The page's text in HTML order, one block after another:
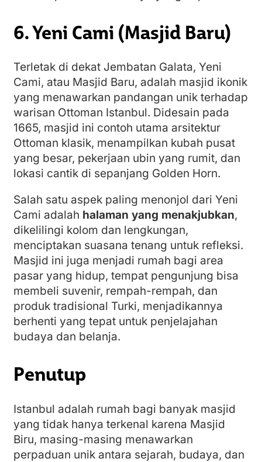
6. Yeni Cami (Masjid Baru)
Terletak di dekat Jembatan Galata, Yeni
Cami, atau Masjid Baru, adalah masjid ikonik
yang menawarkan pandangan unik terhadap
warisan Ottoman Istanbul. Didesain pada
1665, masjid ini contoh utama arsitektur
Ottoman klasik, menampilkan kubah pusat
yang besar, pekerjaan ubin yang rumit, dan
lokasi cantik di sepanjang Golden Horn.
Salah satu aspek paling menonjol dari Yeni
Cami adalah halaman yang menakjubkan,
dikelilingi kolom dan lengkungan,
menciptakan suasana tenang untuk refleksi.
Masjid ini juga menjadi rumah bagi area
pasar yang hidup, tempat pengunjung bisa
membeli suvenir, rempah-rempah, dan
produk tradisional Turki, menjadikannya
berhenti yang tepat untuk penjelajahan
budaya dan belanja.
Penutup
Istanbul adalah rumah bagi banyak masjid
yang tidak hanya terkenal karena Masjid
Biru, masing-masing menawarkan
perpaduan unik antara sejarah, budaya, dan